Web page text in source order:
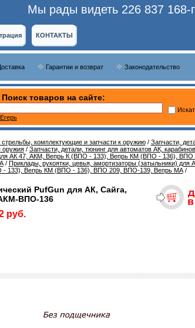
Мы рады видеть 226 837 168-
КОНТАКТЫ
Гарантии и возврат Законодательство
Поиск товаров на сайте:
комплектующие и запчасти к оружию/ Запчасти,
оружия/ Запчасти, детали, тюнинг для автоматов АК,
АК 47, АКМ, Вепрь К (ВПО - 133), Вепрь КМ (ВПО - 136), ВПО
/ Приклады, рукоятки, цевья, амортизаторы (затыльники) для
- 133), Вепрь КМ (ВПО - 136), ВПО 209, ВПО-139, Вепрь МА/
PufGun для АК, Сайга,
ВПО-136
руб.